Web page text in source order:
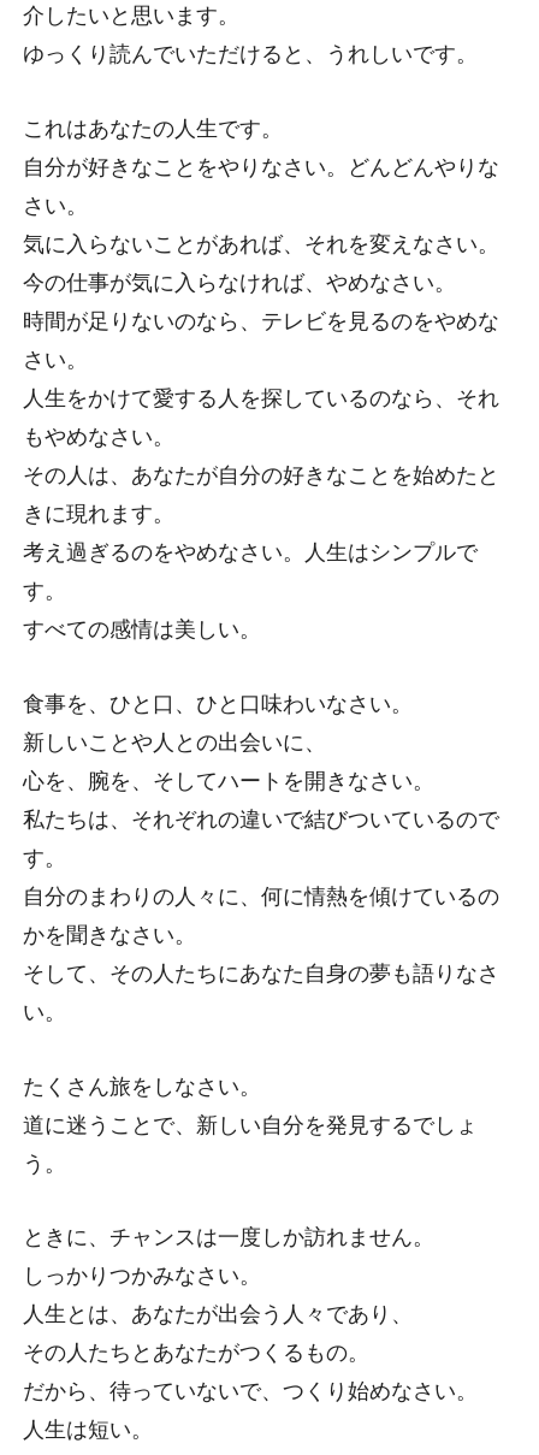
介したいと思います。
ゆっくり読んでいただけると、うれしいです。
これはあなたの人生です。
自分が好きなことをやりなさい。どんどんやりな
さい。
気に入らないことがあれば、それを変えなさい。
今の仕事が気に入らなければ、やめなさい。
時間が足りないのなら、テレビを見るのをやめな
さい。
人生をかけて愛する人を探しているのなら、それ
もやめなさい。
その人は、あなたが自分の好きなことを始めたと
きに現れます。
考え過ぎるのをやめなさい。人生はシンプルで
す。
すべての感情は美しい。
食事を、ひと口、ひと口味わいなさい。
新しいことや人との出会いに、
心を、腕を、そしてハートを開きなさい。
私たちは、それぞれの違いで結びついているので
す。
自分のまわりの人々に、何に情熱を傾けているの
かを聞きなさい。
そして、その人たちにあなた自身の夢も語りなさ
い。
たくさん旅をしなさい。
道に迷うことで、新しい自分を発見するでしょ
う。
ときに、チャンスは一度しか訪れません。
しっかりつかみなさい。
人生とは、あなたが出会う人々であり、
その人たちとあなたがつくるもの。
だから、待っていないで、つくり始めなさい。
人生は短い。